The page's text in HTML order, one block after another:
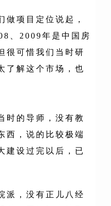
做项目定位说起，
、2009年是中国房
很可惜我们当时研
了解这个市场，也
时的导师 ，没有教
西，说的比较极端
建设过完以后，已
派，没有正儿八经